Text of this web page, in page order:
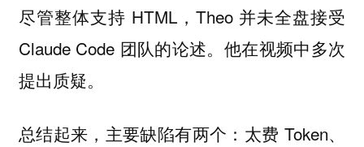
尽管整体支持 HTML，Theo 并未全盘接受
Claude Code 团队的论述。他在视频中多次
提出质疑。
总结起来，主要缺陷有两个：太费 Token、